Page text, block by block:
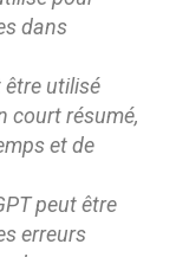
dans
être utilisé
court résumé,
et de
peut être
erreurs